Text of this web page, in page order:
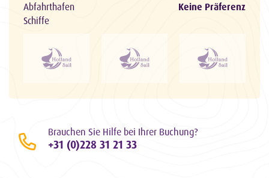
Abfahrthafen
Keine Präferenz
Schiffe
Brauchen Sie Hilfe bei Ihrer Buchung?
+31 (0)228 31 21 33